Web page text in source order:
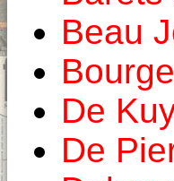
Beau
De
De